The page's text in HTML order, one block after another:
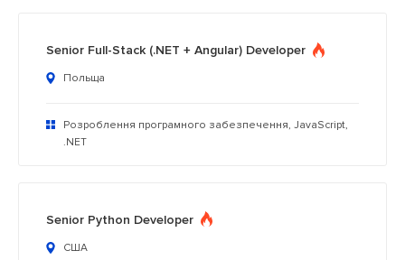
Senior Full-Stack (.NET + Angular) Developer
Польща
Розроблення програмного забезпечення, JavaScript,
.NET
Senior Python Developer
США